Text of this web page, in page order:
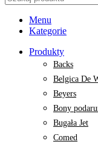
Menu
Kategorie
Produkty
Backs
Belgica De
Beyers
Bony
Bugała Jet
Comed